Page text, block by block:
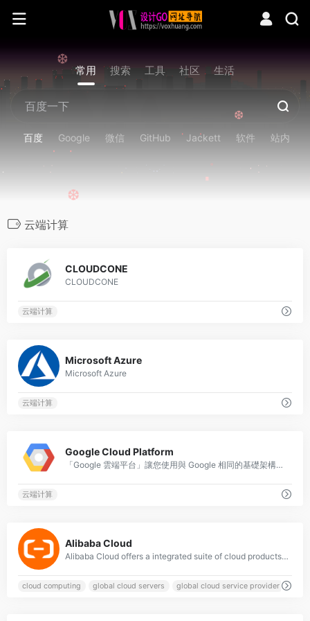
常用 搜索 工具 社区 生活
百度 Google 微信 GitHub Jackett 软件 站内
云端计算
CLOUDCONE
CLOUDCONE
云端计算
Microsoft Azure
Microsoft Azure
云端计算
Google Cloud Platform
「Google 雲端平台」讓您使用與 Google 相同的基礎架構，建立、部署及調整各種應用程式、網站及服務。
云端计算
Alibaba Cloud
Alibaba Cloud offers a integrated suite of cloud products and services that are reliable and secure, to help you build cloud infrastructure, data centers in multi regions empower your global business. Try for Free.
cloud computing global cloud servers global cloud service provider
❆
❆
❆